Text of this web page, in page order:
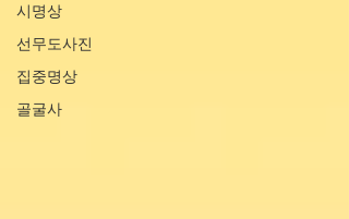
시명상
선무도사진
집중명상
골굴사